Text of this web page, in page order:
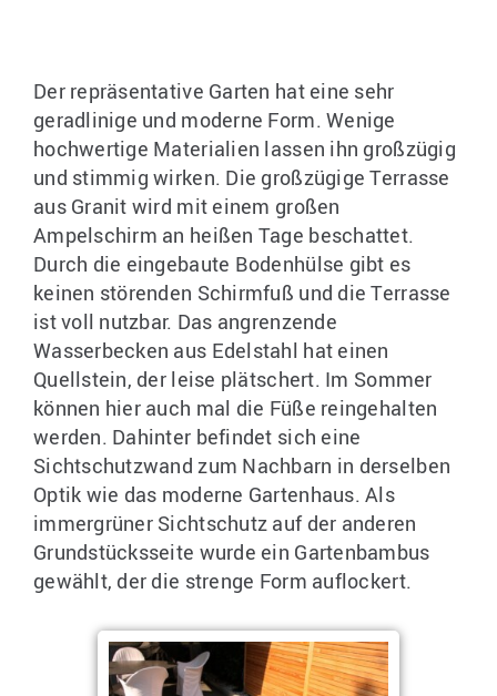
Der repräsentative Garten hat eine sehr
geradlinige und moderne Form. Wenige
hochwertige Materialien lassen ihn großzügig
und stimmig wirken. Die großzügige Terrasse
aus Granit wird mit einem großen
Ampelschirm an heißen Tage beschattet.
Durch die eingebaute Bodenhülse gibt es
keinen störenden Schirmfuß und die Terrasse
ist voll nutzbar. Das angrenzende
Wasserbecken aus Edelstahl hat einen
Quellstein, der leise plätschert. Im Sommer
können hier auch mal die Füße reingehalten
werden. Dahinter befindet sich eine
Sichtschutzwand zum Nachbarn in derselben
Optik wie das moderne Gartenhaus. Als
immergrüner Sichtschutz auf der anderen
Grundstücksseite wurde ein Gartenbambus
gewählt, der die strenge Form auflockert.